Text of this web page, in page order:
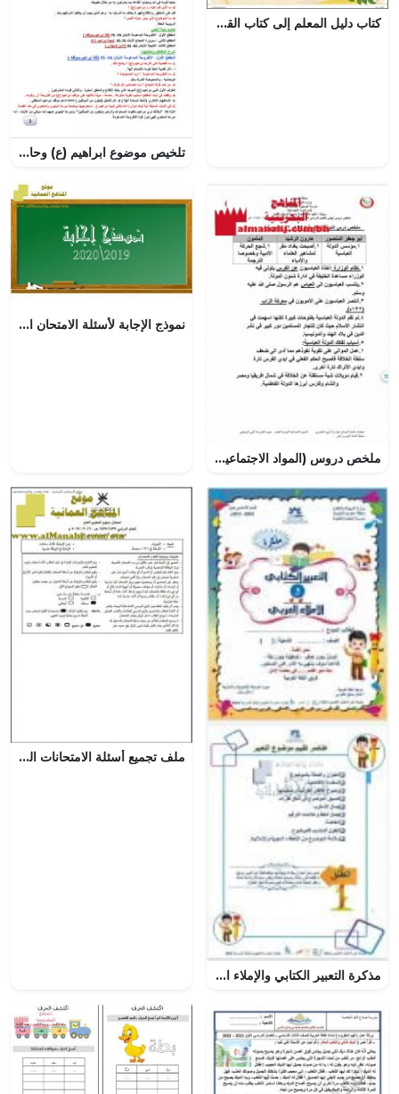
كتاب دليل المعلم إلى كتاب القراءة (الجزء الثاني) (لغة عربية) الأول
تلخيص موضوع ابراهيم (ع) وحاجة المشركين
ملخص دروس (المواد الاجتماعية) الخامس
نموذج الإجابة لأسئلة الامتحان الرسمي الدور الأول (تربية خاصة) (فنون تشكيلية) الثاني عشر
مذكرة التعبير الكتابي والإملاء العربي, (لغة عربية) الرابع
ملف تجميع أسئلة الامتحانات الرسمية والأجوبة للسنوات السابقة (فيزياء) الثاني عشر